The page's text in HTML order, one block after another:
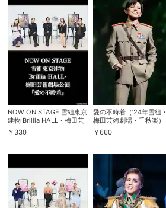
NOW ON STAGE 雪組東京
建物 Brillia HALL・梅田芸
術劇場公演『愛の不時着』
￥ 330
愛の不時着（’24年雪組・
梅田芸術劇場・千秋楽）
￥660